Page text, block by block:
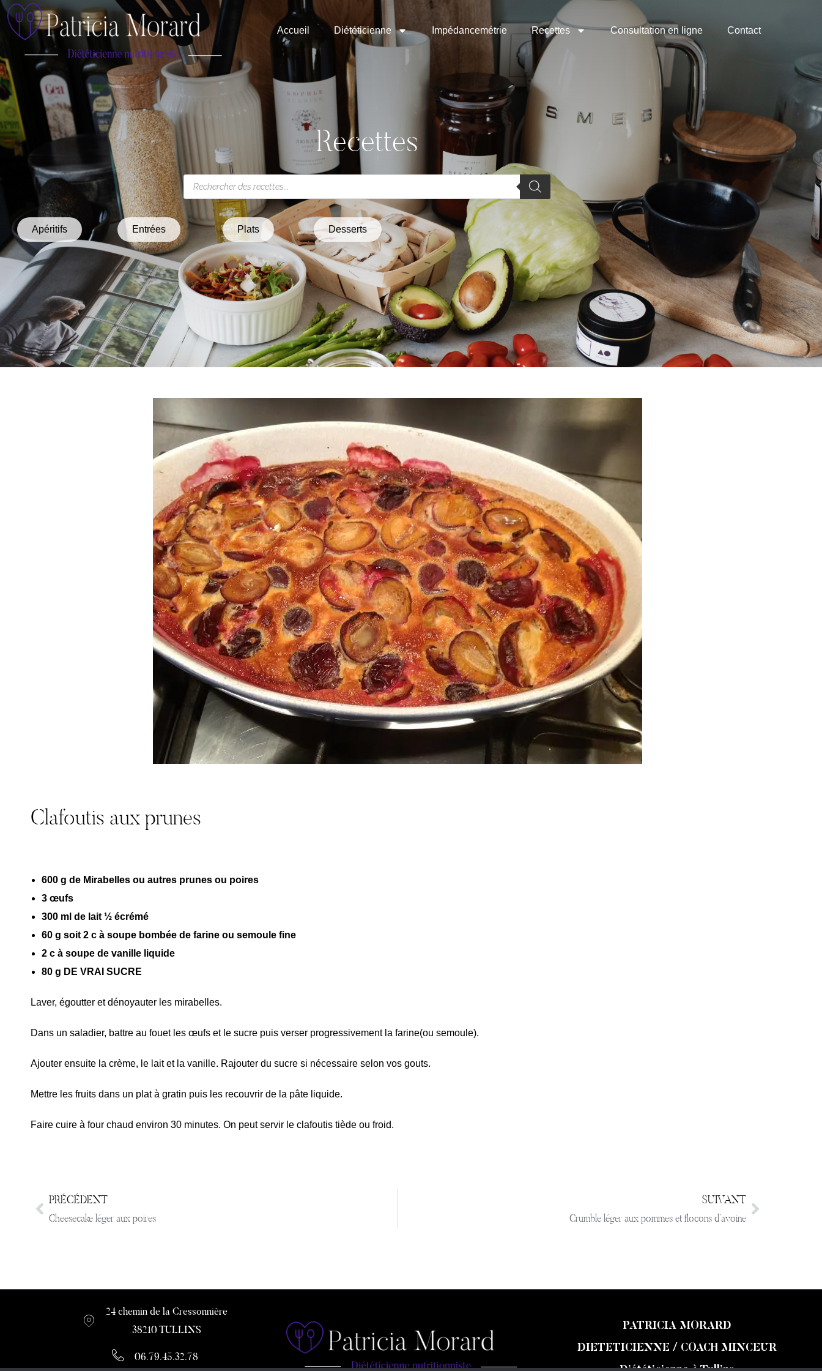
Accueil Diététicienne Impédancemétrie Recettes Consultation en ligne Contact
Recettes
Apéritifs Entrées Plats Desserts
Clafoutis aux prunes
600 g de Mirabelles ou autres prunes ou poires
3 œufs
300 ml de lait ½ écrémé
60 g soit 2 c à soupe bombée de farine ou semoule fine
2 c à soupe de vanille liquide
80 g DE VRAI SUCRE
Laver, égoutter et dénoyauter les mirabelles.
Dans un saladier, battre au fouet les œufs et le sucre puis verser progressivement la farine(ou semoule).
Ajouter ensuite la crème, le lait et la vanille. Rajouter du sucre si nécessaire selon vos gouts.
Mettre les fruits dans un plat à gratin puis les recouvrir de la pâte liquide.
Faire cuire à four chaud environ 30 minutes. On peut servir le clafoutis tiède ou froid.
PRÉCÉDENT
Cheesecake léger aux poires
SUIVANT
Crumble léger aux pommes et flocons d’avoine
24 chemin de la Cressonnière
38210 TULLINS
06.79.45.32.78
PATRICIA MORARD
DIETETICIENNE / COACH MINCEUR